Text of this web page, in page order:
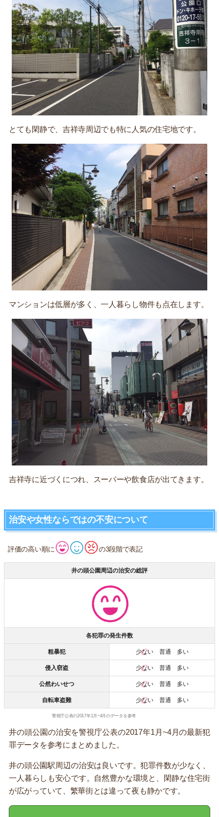
とても閑静で、吉祥寺周辺でも特に人気の住宅地です。
マンションは低層が多く、一人暮らし物件も点在します。
吉祥寺に近づくにつれ、スーパーや飲食店が出てきます。
治安や女性ならではの不安について
評価の高い順に の3段階で表記
井の頭公園周辺の治安の総評
各犯罪の発生件数
粗暴犯 少ない普通 多い
侵入窃盗 少ない普通 多い
公然わいせつ 少ない普通 多い
自転車盗難 少ない普通 多い
警視庁公表の2017年1月~4月のデータを参考
井の頭公園の治安を警視庁公表の2017年1月~4月の最新犯
罪データを参考にまとめました。
井の頭公園駅周辺の治安は良いです。犯罪件数が少なく、
一人暮らしも安心です。自然豊かな環境と、閑静な住宅街
が広がっていて、繁華街とは違って夜も静かです。